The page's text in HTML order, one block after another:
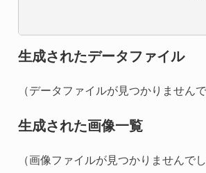
生成されたデータファイル
（データファイルが見つかりませんで
生成された画像一覧
（画像ファイルが見つかりませんでし